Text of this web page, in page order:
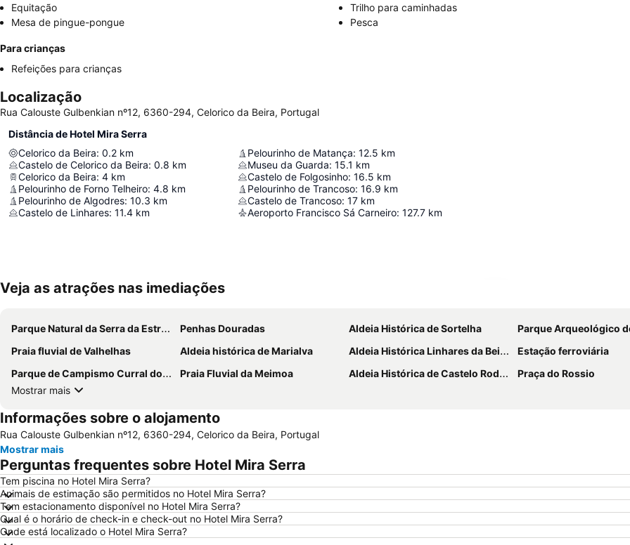
Equitação
Trilho para caminhadas
Mesa de pingue-pongue
Pesca
Para crianças
Refeições para crianças
Localização
Rua Calouste Gulbenkian nº12, 6360-294, Celorico da Beira, Portugal
Distância de Hotel Mira Serra
Celorico da Beira: 0.2 km
Castelo de Celorico da Beira: 0.8 km
Celorico da Beira: 4 km
Pelourinho de Forno Telheiro: 4.8 km
Pelourinho de Algodres: 10.3 km
Castelo de Linhares: 11.4 km
Pelourinho de Matança: 12.5 km
Museu da Guarda: 15.1 km
Castelo de Folgosinho: 16.5 km
Pelourinho de Trancoso: 16.9 km
Castelo de Trancoso: 17 km
Aeroporto Francisco Sá Carneiro: 127.7 km
Veja as atrações nas imediações
Parque Natural da Serra da Estrela Penhas Douradas Aldeia Histórica de Sortelha
Parque Arqueológico do
Praia fluvial de Valhelhas
Aldeia histórica de Marialva Aldeia Histórica Linhares da Beira
Estação ferroviária
Parque de Campismo Curral do Negro Gouveia
Praia Fluvial da Meimoa Aldeia Histórica de Castelo Rodrigo
Praça do Rossio
Mostrar mais
Informações sobre o alojamento
Rua Calouste Gulbenkian nº12, 6360-294, Celorico da Beira, Portugal
Mostrar mais
Perguntas frequentes sobre Hotel Mira Serra
Tem piscina no Hotel Mira Serra?
Animais de estimação são permitidos no Hotel Mira Serra?
Tem estacionamento disponível no Hotel Mira Serra?
Qual é o horário de check-in e check-out no Hotel Mira Serra?
Onde está localizado o Hotel Mira Serra?